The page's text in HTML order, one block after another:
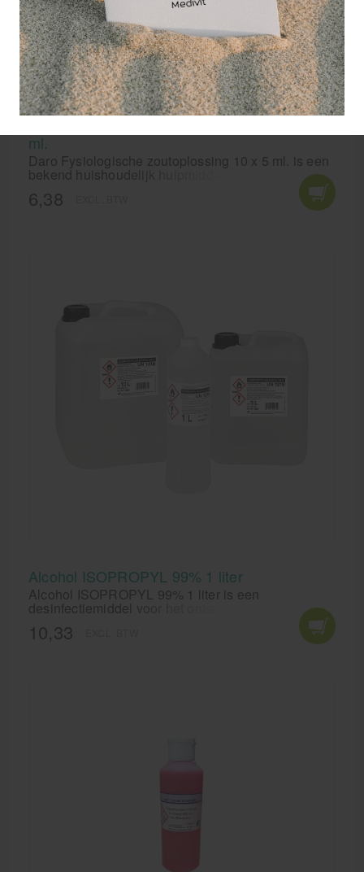
ml.
Daro Fysiologische zoutoplossing 10 x 5 ml. is een
bekend huishoudelijk hulpmiddel bij verkoudheid
6,38
Alcohol ISOPROPYL 99% 1 liter
Alcohol ISOPROPYL 99% 1 liter is een
desinfectiemiddel voor het ontsmetten van
ISOPROPYL 99% voor medische doeleinden.
10,33